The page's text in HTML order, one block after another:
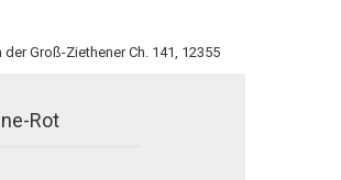
Groß-Ziethener Ch. 141, 12355
Rot